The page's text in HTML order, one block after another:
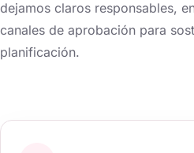
dejamos claros responsables,
canales de aprobación para
planificación.